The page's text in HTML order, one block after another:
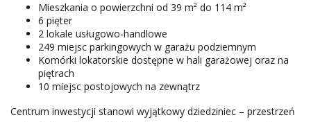
Mieszkania o powierzchni od 39 m² do 114 m²
6 pięter
2 lokale usługowo-handlowe
249 miejsc parkingowych w garażu podziemnym
Komórki lokatorskie dostępne w hali garażowej oraz na
piętrach
10 miejsc postojowych na zewnątrz
Centrum inwestycji stanowi wyjątkowy dziedziniec – przestrzeń